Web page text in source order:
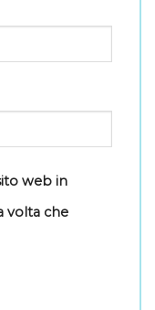
web in
volta che